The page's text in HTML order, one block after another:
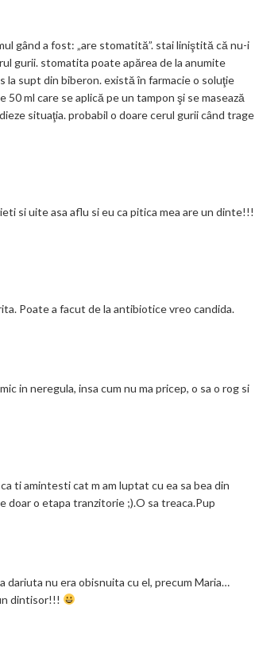
gând a fost: „are stomatită”. stai liniştită că nu-i
gurii. stomatita poate apărea de la anumite
la supt din biberon. există în farmacie o soluţie
ml care se aplică pe un tampon şi se masează
situaţia. probabil o doare cerul gurii când trage
si uite asa aflu si eu ca pitica mea are un dinte!!!
Poate a facut de la antibiotice vreo candida.
in neregula, insa cum nu ma pricep, o sa o rog si
ti amintesti cat m am luptat cu ea sa bea din
doar o etapa tranzitorie ;).O sa treaca.Pup
dariuta nu era obisnuita cu el, precum Maria…
dintisor!!!